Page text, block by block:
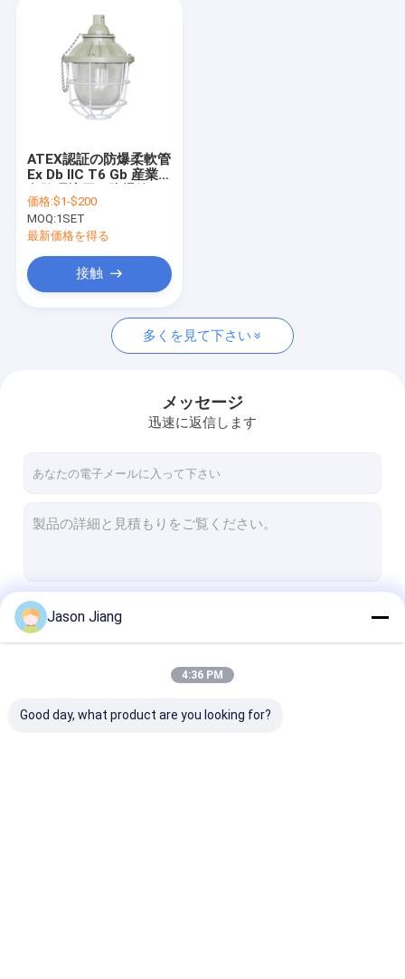
耐圧防爆LEDの照明
耐圧防爆LED高い湾ライト
耐圧防爆蛍光灯
防爆非常灯
防爆コントロール パネル
耐圧防爆スイッチ
耐圧防爆装置
ATEX認証の防爆柔軟管
Ex Db IIC T6 Gb 産業用
価格:$1-$200
MOQ:1SET
最新価格を得る
接触
多くを見て下さい
メッセージ
迅速に返信します
Jason Jiang
4:36 PM
Good day, what product are you looking for?